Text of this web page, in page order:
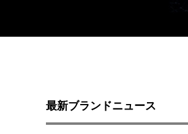
最新ブランドニュース